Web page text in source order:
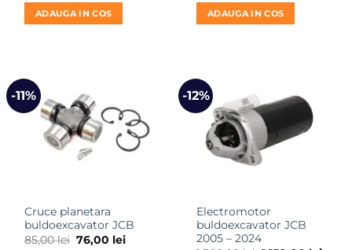
a
fost:
250,00 lei.
ADAUGA IN COS
a
fost:
22,00 lei.
ADAUGA IN COS
-11%
Cruce planetara
buldoexcavator JCB
85,00lei Prețul
76,00 leiPrețul
-12%
Electromotor
buldoexcavator JCB
2005 – 2024